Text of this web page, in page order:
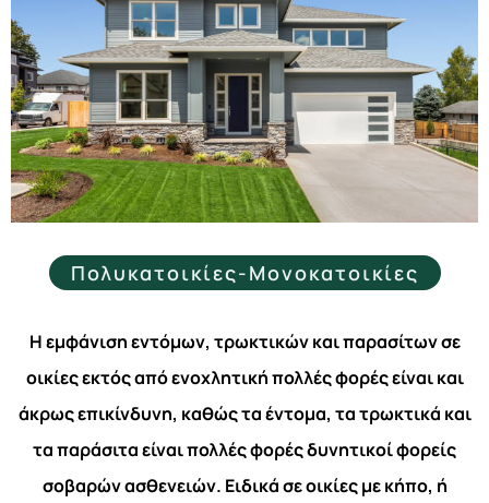
Πολυκατοικίες-Μονοκατοικίες
Η εμφάνιση εντόμων, τρωκτικών και παρασίτων σε
οικίες εκτός από ενοχλητική πολλές φορές είναι και
άκρως επικίνδυνη, καθώς τα έντομα, τα τρωκτικά και
τα παράσιτα είναι πολλές φορές δυνητικοί φορείς
σοβαρών ασθενειών. Ειδικά σε οικίες με κήπο, ή